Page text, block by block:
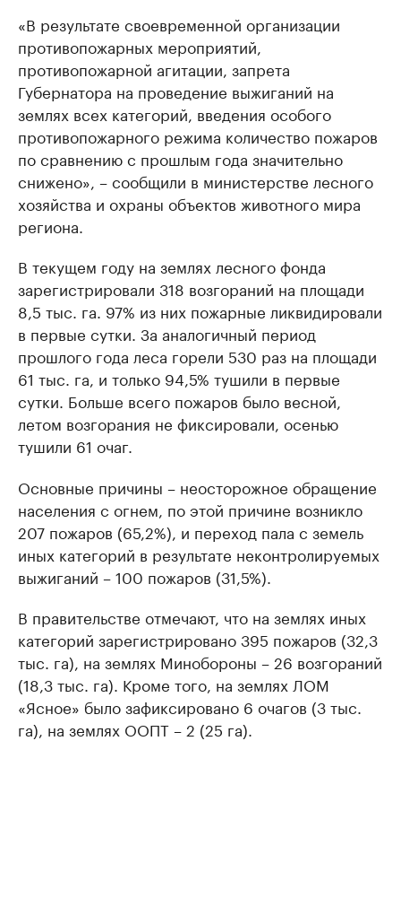
«В результате своевременной организации
противопожарных мероприятий,
противопожарной агитации, запрета
Губернатора на проведение выжиганий на
землях всех категорий, введения особого
противопожарного режима количество пожаров
по сравнению с прошлым года значительно
снижено», – сообщили в министерстве лесного
хозяйства и охраны объектов животного мира
региона.
В текущем году на землях лесного фонда
зарегистрировали 318 возгораний на площади
8,5 тыс. га. 97% из них пожарные ликвидировали
в первые сутки. За аналогичный период
прошлого года леса горели 530 раз на площади
61 тыс. га, и только 94,5% тушили в первые
сутки. Больше всего пожаров было весной,
летом возгорания не фиксировали, осенью
тушили 61 очаг.
Основные причины – неосторожное обращение
населения с огнем, по этой причине возникло
207 пожаров (65,2%), и переход пала с земель
иных категорий в результате неконтролируемых
выжиганий – 100 пожаров (31,5%).
В правительстве отмечают, что на землях иных
категорий зарегистрировано 395 пожаров (32,3
тыс. га), на землях Минобороны – 26 возгораний
(18,3 тыс. га). Кроме того, на землях ЛОМ
«Ясное» было зафиксировано 6 очагов (3 тыс.
га), на землях ООПТ – 2 (25 га).